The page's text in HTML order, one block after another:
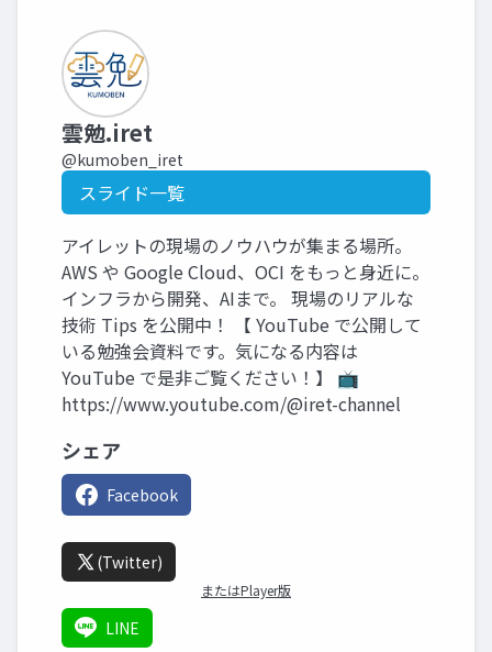
雲勉.iret
@kumoben_iret
スライド一覧
アイレットの現場のノウハウが集まる場所。
AWS や Google Cloud、OCI をもっと身近に。
インフラから開発、AIまで。 現場のリアルな
技術 Tips を公開中！ 【 YouTube で公開して
いる勉強会資料です。気になる内容は
YouTube で是非ご覧ください！】 📺
https://www.youtube.com/@iret-channel
シェア
Facebook
(Twitter)
またはPlayer版
LINE